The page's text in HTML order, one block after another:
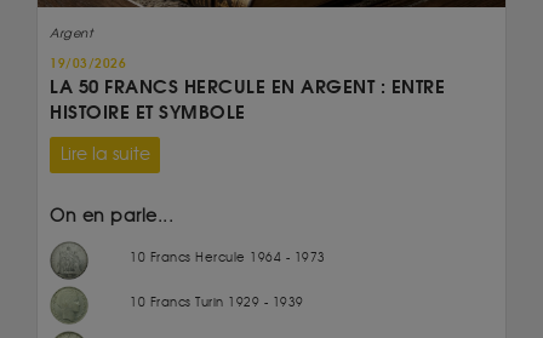
Argent
19/03/2026
LA 50 FRANCS HERCULE EN ARGENT : ENTRE
HISTOIRE ET SYMBOLE
Lire la suite
On en parle...
10 Francs Hercule 1964 - 1973
10 Francs Turin 1929 - 1939